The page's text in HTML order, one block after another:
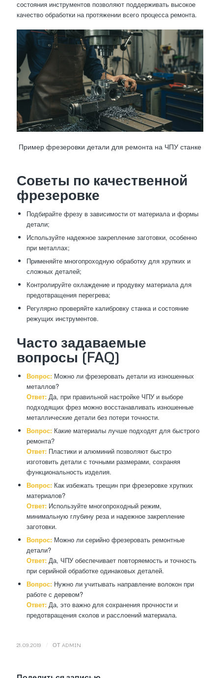
состояния инструментов позволяют поддерживать высокое
качество обработки на протяжении всего процесса ремонта.
Пример фрезеровки детали для ремонта на ЧПУ станке
Советы по качественной
фрезеровке
Подбирайте фрезу в зависимости от материала и формы
детали;
Используйте надежное закрепление заготовки, особенно
при металлах;
Применяйте многопроходную обработку для хрупких и
сложных деталей;
Контролируйте охлаждение и продувку материала для
предотвращения перегрева;
Регулярно проверяйте калибровку станка и состояние
режущих инструментов.
Часто задаваемые
вопросы (FAQ)
Вопрос:Можно ли фрезеровать детали из изношенных
металлов?
Ответ:Да, при правильной настройке ЧПУ и выборе
подходящих фрез можно восстанавливать изношенные
металлические детали без потери точности.
Вопрос:Какие материалы лучше подходят для быстрого
ремонта?
Ответ:Пластики и алюминий позволяют быстро
изготовить детали с точными размерами, сохраняя
функциональность изделия.
Вопрос:Как избежать трещин при фрезеровке хрупких
материалов?
Ответ:Используйте многопроходный режим,
минимальную глубину реза и надежное закрепление
заготовки.
Вопрос:Можно ли серийно фрезеровать ремонтные
детали?
Ответ:Да, ЧПУ обеспечивает повторяемость и точность
при серийной обработке одинаковых деталей.
Вопрос:Нужно ли учитывать направление волокон при
работе с деревом?
Ответ:Да, это важно для сохранения прочности и
предотвращения сколов и расслоений материала.
21.09.2019 ОТ ADMIN